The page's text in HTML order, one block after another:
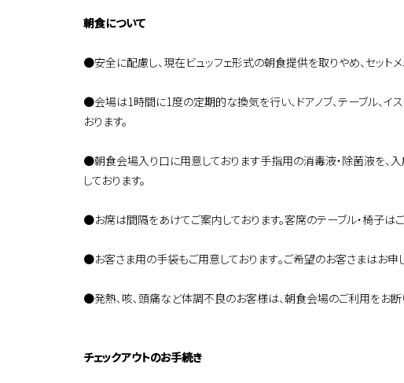
朝食について
●安全に配慮し、現在ビュッフェ形式の朝食提供を取りやめ、セットメ
●会場は1時間に1度の定期的な換気を行い、ドアノブ、テーブル、イ
おります。
●朝食会場入り口に用意しております手指用の消毒液・除菌液を、
しております。
●お席は間隔をあけてご案内しております。客席のテーブル・椅子は
●お客さま用の手袋もご用意しております｡ご希望のお客さまはお申
●発熱､咳､頭痛など体調不良のお客様は、朝食会場のご利用をお断
チェックアウトのお手続き